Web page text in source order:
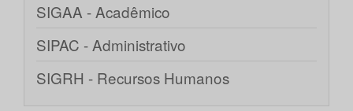
SIGAA - Acadêmico
SIPAC - Administrativo
SIGRH - Recursos Humanos